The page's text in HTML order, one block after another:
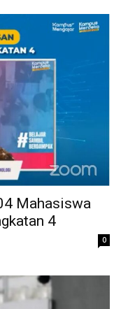
Mahasiswa
4
0